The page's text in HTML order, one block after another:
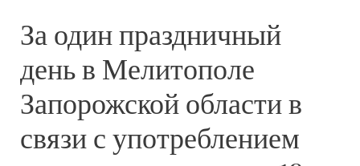
За один праздничный
день в Мелитополе
Запорожской области в
связи с употреблением